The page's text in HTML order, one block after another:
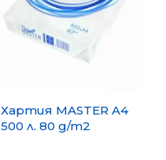
Хартия MASTER A4
500 л. 80 g/m2